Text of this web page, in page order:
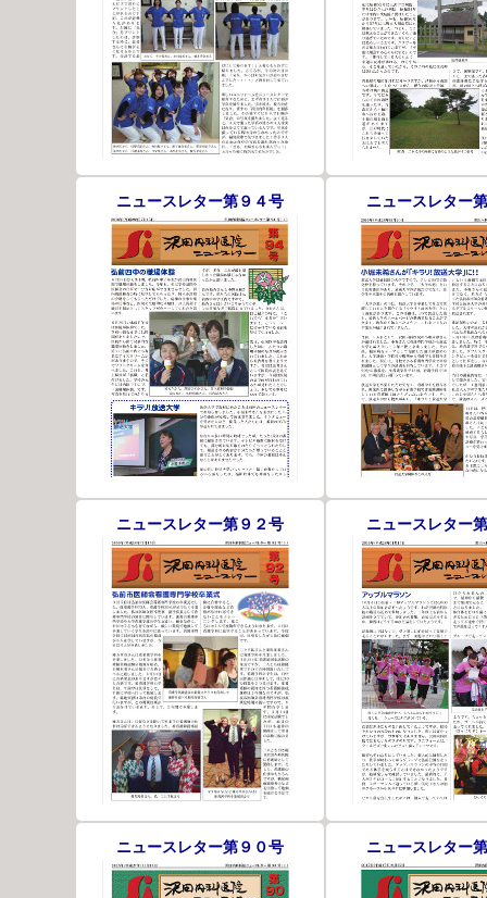
ニュースレター第９４号 ニュースレター
ニュースレター第９２号 ニュースレター
ニュースレター第９０号 ニュースレター